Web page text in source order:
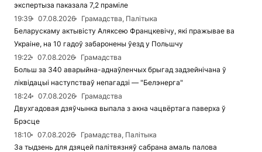
экспертыза паказала 7,2 праміле
19:39
07.08.2026
Грамадства, Палітыка
Беларускаму актывісту Аляксею Францкевічу, які пражывае ва
Украіне, на 10 гадоў забаронены ўезд у Польшчу
19:22
07.08.2026
Грамадства
Больш за 340 аварыйна-аднаўленчых брыгад задзейнічана ў
ліквідацыі наступстваў непагадзі — "Белэнерга"
18:24
07.08.2026
Грамадства
Двухгадовая дзяўчынка выпала з акна чацвёртага паверха ў
Брэсце
18:10
07.08.2026
Грамадства, Палітыка
За тыдзень для дзяцей палітвязняў сабрана амаль палова